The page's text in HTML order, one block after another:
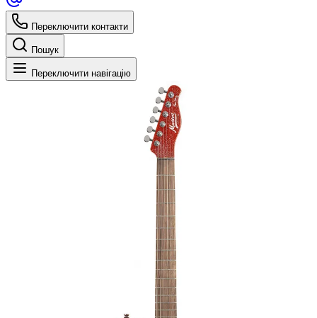
Переключити контакти
Пошук
Переключити навігацію